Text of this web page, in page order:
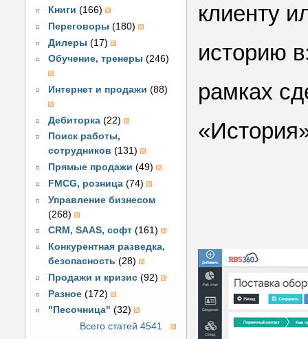
Книги (166)
Переговоры (180)
Дилеры (17)
Обучение, тренеры (246)
Интернет и продажи (88)
Дебиторка (22)
Поиск работы,
сотрудников (131)
Прямые продажи (49)
FMCG, розница (74)
Управление бизнесом
(268)
CRM, SAAS, софт (161)
Конкурентная разведка,
безопасность (28)
Продажи и кризис (92)
Разное (172)
"Песочница" (32)
Всего статей 4541
клиенту
историю
рамках